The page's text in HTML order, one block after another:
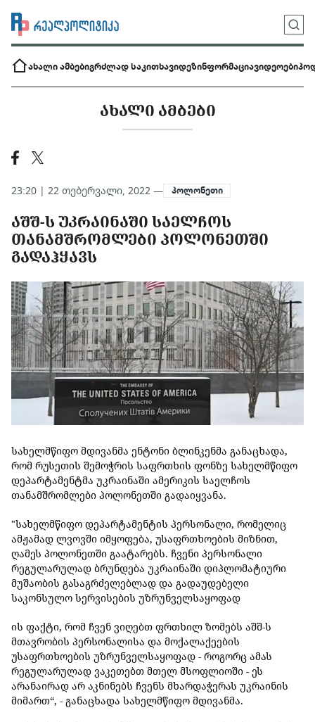
ახალი ამბებიგრძლად საკითხავიდეზინფორმაციავიდეოები
ᲐᲮᲐᲚᲘ ᲐᲛᲑᲔᲑᲘ
23:20 | 22 თებერვალი, 2022 — პოლონეთი
ᲐᲨᲨ-Ს ᲣᲙᲠᲐᲘᲜᲐᲨᲘ ᲡᲐᲔᲚᲩᲝᲡ
ᲗᲐᲜᲐᲛᲨᲠᲝᲛᲚᲔᲑᲘ ᲞᲝᲚᲝᲜᲔᲗᲨᲘ
ᲒᲐᲓᲐᲰᲧᲐᲕᲡ
სახელმწიფო მდივანმა ენტონი ბლინკენმა განაცხადა,
რომ რუსეთის შემოჭრის საფრთხის ფონზე სახელმწიფო
დეპარტამენტმა უკრაინაში ამერიკის საელჩოს
თანამშრომლები პოლონეთში გადაიყვანა.
"სახელმწიფო დეპარტამენტის პერსონალი, რომელიც
ამჟამად ლვოვში იმყოფება, უსაფრთხოების მიზნით,
ღამეს პოლონეთში გაატარებს. ჩვენი პერსონალი
რეგულარულად ბრუნდება უკრაინაში დიპლომატიური
მუშაობის გასაგრძელებლად და გადაუდებელი
საკონსულო სერვისების უზრუნველსაყოფად
ის ფაქტი, რომ ჩვენ ვიღებთ ფრთხილ ზომებს აშშ-ს
მთავრობის პერსონალისა და მოქალაქეების
უსაფრთხოების უზრუნველსაყოფად - როგორც ამას
რეგულარულად ვაკეთებთ მთელ მსოფლიოში - ეს
არანაირად არ აკნინებს ჩვენს მხარდაჭერას უკრაინის
მიმართ“, - განაცხადა სახელმწიფო მდივანმა.